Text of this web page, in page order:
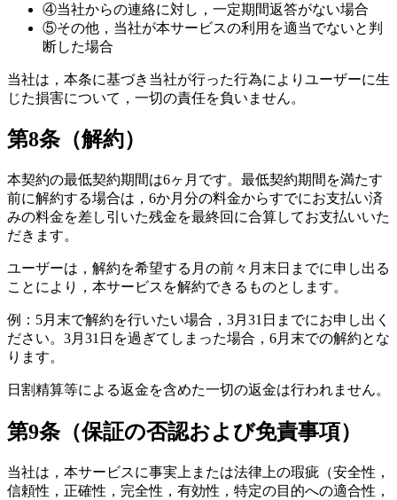
④当社からの連絡に対し，一定期間返答がない場合
⑤その他，当社が本サービスの利用を適当でないと判
断した場合
当社は，本条に基づき当社が行った行為によりユーザーに生
じた損害について，一切の責任を負いません。
第8条（解約）
本契約の最低契約期間は6ヶ月です。最低契約期間を満たす
前に解約する場合は，6か月分の料金からすでにお支払い済
みの料金を差し引いた残金を最終回に合算してお支払いいた
だきます。
ユーザーは，解約を希望する月の前々月末日までに申し出る
ことにより，本サービスを解約できるものとします。
例：5月末で解約を行いたい場合，3月31日までにお申し出く
ださい。3月31日を過ぎてしまった場合，6月末での解約とな
ります。
日割精算等による返金を含めた一切の返金は行われません。
第9条（保証の否認および免責事項）
当社は，本サービスに事実上または法律上の瑕疵（安全性，
信頼性，正確性，完全性，有効性，特定の目的への適合性，